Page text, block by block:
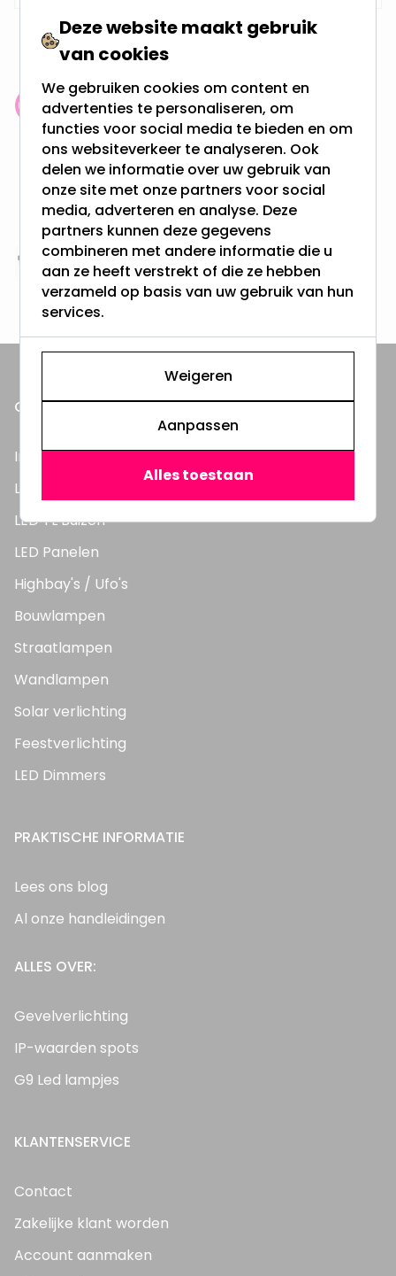
Klantenbeoordeling: 9.4/10
meer dan 100.000 klanten gingen u voor
Gratis verzending + snel geleverd
Vanaf EUR100,- naar NL & BE
& 100 dagen recht op retour
Altijd uit eigen voorraad
3000m2 - 60.000+ Producten
ONZE PRODUCTEN
Inbouwspots
LED Lampen
LED TL Buizen
LED Panelen
Highbay's / Ufo's
Bouwlampen
Straatlampen
Wandlampen
Solar verlichting
Feestverlichting
LED Dimmers
PRAKTISCHE INFORMATIE
Lees ons blog
Al onze handleidingen
ALLES OVER:
Gevelverlichting
IP-waarden spots
G9 Led lampjes
KLANTENSERVICE
Contact
Zakelijke klant worden
Account aanmaken
Deze website maakt gebruik
van cookies
We gebruiken cookies om content en
advertenties te personaliseren, om
functies voor social media te bieden en om
ons websiteverkeer te analyseren. Ook
delen we informatie over uw gebruik van
onze site met onze partners voor social
media, adverteren en analyse. Deze
partners kunnen deze gegevens
combineren met andere informatie die u
aan ze heeft verstrekt of die ze hebben
verzameld op basis van uw gebruik van hun
services.
Weigeren
Aanpassen
Alles toestaan